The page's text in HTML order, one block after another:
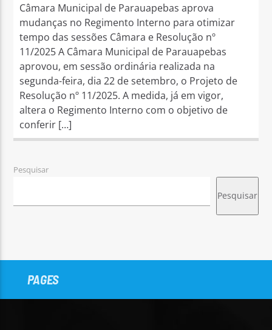
Câmara Municipal de Parauapebas aprova
mudanças no Regimento Interno para otimizar
tempo das sessões Câmara e Resolução nº
11/2025 A Câmara Municipal de Parauapebas
aprovou, em sessão ordinária realizada na
segunda-feira, dia 22 de setembro, o Projeto de
Resolução nº 11/2025. A medida, já em vigor,
altera o Regimento Interno com o objetivo de
conferir […]
Pesquisar
Pesquisar
PAGES